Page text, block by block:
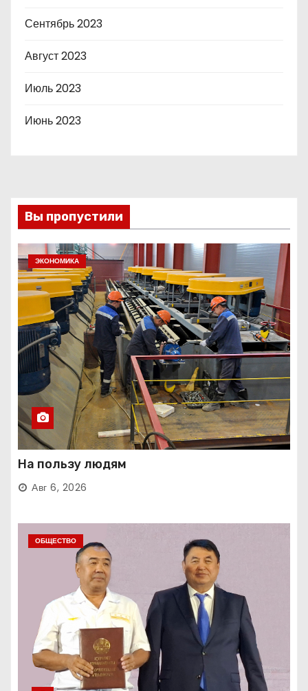
Сентябрь 2023
Август 2023
Июль 2023
Июнь 2023
Вы пропустили
ЭКОНОМИКА
На пользу людям
Авг 6, 2026
ОБЩЕСТВО